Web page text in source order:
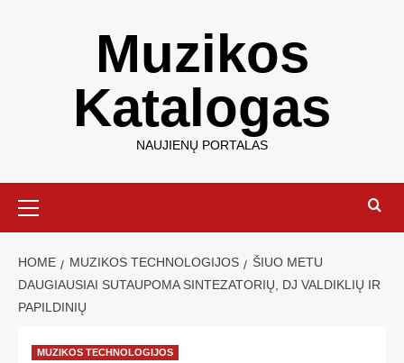
Muzikos
Katalogas
NAUJIENŲ PORTALAS
HOME MUZIKOS TECHNOLOGIJOS
ŠIUO METU
DAUGIAUSIAI SUTAUPOMA SINTEZATORIŲ, DJ VALDIKLIŲ IR
PAPILDINIŲ
MUZIKOS TECHNOLOGIJOS